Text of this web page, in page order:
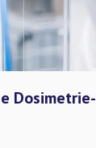
Dosimetrie-